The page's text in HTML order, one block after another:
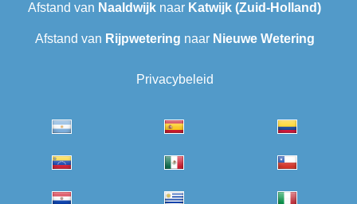
Afstand van Naaldwijk naar Katwijk (Zuid-Holland)
Afstand van Rijpwetering naar Nieuwe Wetering
Privacybeleid